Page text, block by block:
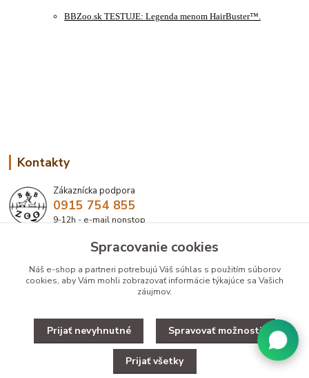
BBZoo.sk TESTUJE: Legenda menom HairBuster™.
Kontakty
Zákaznícka podpora
0915 754 855
9-12h - e-mail nonstop
eshop@bbzoo.sk
Upravit zber cookies.
Spracovanie cookies
Náš e-shop a partneri potrebujú Váš súhlas s použitím súborov
cookies, aby Vám mohli zobrazovať informácie týkajúce sa Vašich
záujmov.
Prijať nevyhnutné Spravovať možnosti
Prijať všetky